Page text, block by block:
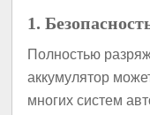
1.
Полностью
аккумулятор
многих систем